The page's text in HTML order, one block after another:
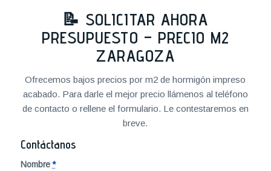
📝 SOLICITAR AHORA
PRESUPUESTO – PRECIO M2
ZARAGOZA
Ofrecemos bajos precios por m2 de hormigón impreso
acabado. Para darle el mejor precio llámenos al teléfono
de contacto o rellene el formulario. Le contestaremos en
breve.
Contáctanos
Nombre*